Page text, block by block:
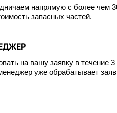
напрямую с более чем
запасных частей.
на вашу заявку в течение
уже обрабатывает